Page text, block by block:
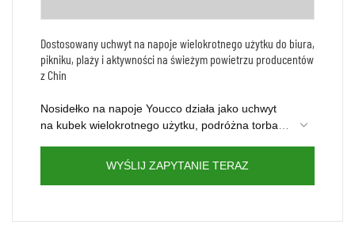
Dostosowany uchwyt na napoje wielokrotnego użytku do biura,
pikniku, plaży i aktywności na świeżym powietrzu producentów
z Chin
Nosidełko na napoje Youcco działa jako uchwyt
na kubek wielokrotnego użytku, podróżna torba
napoje kawowe. Idealny do dostawy napojów,
czy umieścisz swoje logo lub zmienić torbę
WYŚLIJ ZAPYTANIE TERAZ